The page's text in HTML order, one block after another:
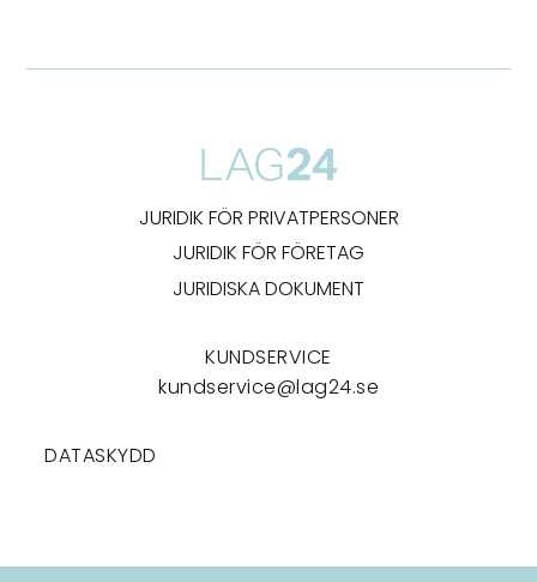
JURIDIK FÖR PRIVATPERSONER
JURIDIK FÖR FÖRETAG
JURIDISKA DOKUMENT
KUNDSERVICE
kundservice@lag24.se
DATASKYDD